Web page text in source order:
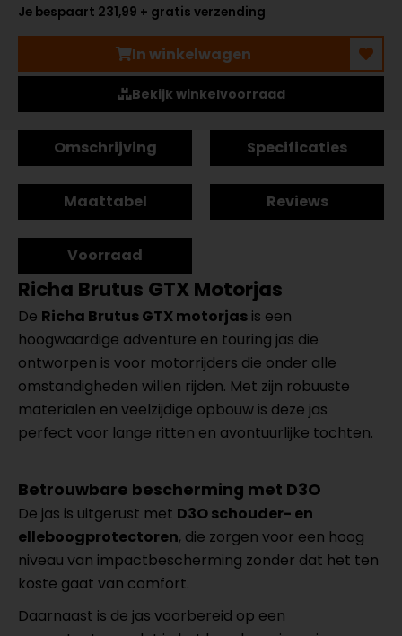
Je bespaart 231,99 + gratis verzending
In winkelwagen
Bekijk winkelvoorraad
Omschrijving Specificaties
Maattabel Reviews
Voorraad
Richa Brutus GTX Motorjas
De Richa Brutus GTX motorjas is een
hoogwaardige adventure en touring jas die
ontworpen is voor motorrijders die onder alle
omstandigheden willen rijden. Met zijn robuuste
materialen en veelzijdige opbouw is deze jas
perfect voor lange ritten en avontuurlijke tochten.
Betrouwbare bescherming met D3O
De jas is uitgerust met D3O schouder- en
elleboogprotectoren, die zorgen voor een hoog
niveau van impactbescherming zonder dat het ten
koste gaat van comfort.
Daarnaast is de jas voorbereid op een